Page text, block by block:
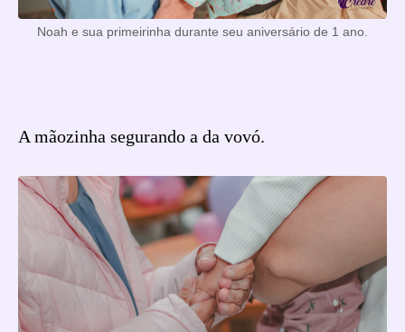
Noah e sua primeirinha durante seu aniversário de 1 ano.
A mãozinha segurando a da vovó.